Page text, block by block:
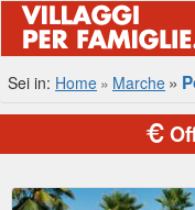
Sei in: Home Marche